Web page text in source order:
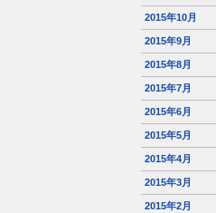
2015年10月
2015年9月
2015年8月
2015年7月
2015年6月
2015年5月
2015年4月
2015年3月
2015年2月